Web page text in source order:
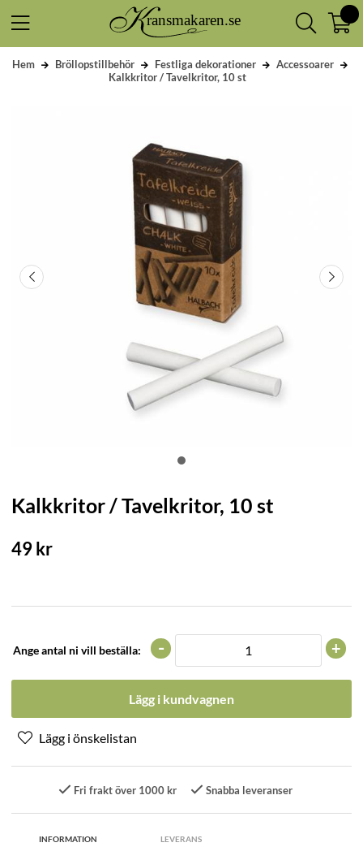
Hem Bröllopstillbehör Festliga dekorationer
Accessoarer
Kalkkritor / Tavelkritor, 10 st
Kalkkritor / Tavelkritor, 10 st
49kr
Ange antal ni vill beställa: +
-
Lägg i kundvagnen
Fri frakt över 1000 kr Snabba leveranser
INFORMATION LEVERANS